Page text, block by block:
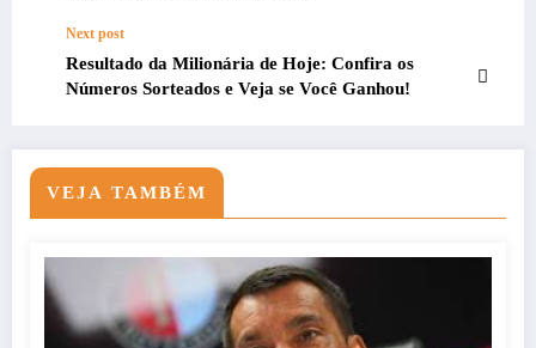
Next post
Resultado da Milionária de Hoje: Confira os
Números Sorteados e Veja se Você Ganhou!
VEJA TAMBÉM